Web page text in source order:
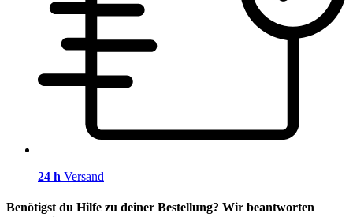
24 h Versand
Benötigst du Hilfe zu deiner Bestellung? Wir beantworten